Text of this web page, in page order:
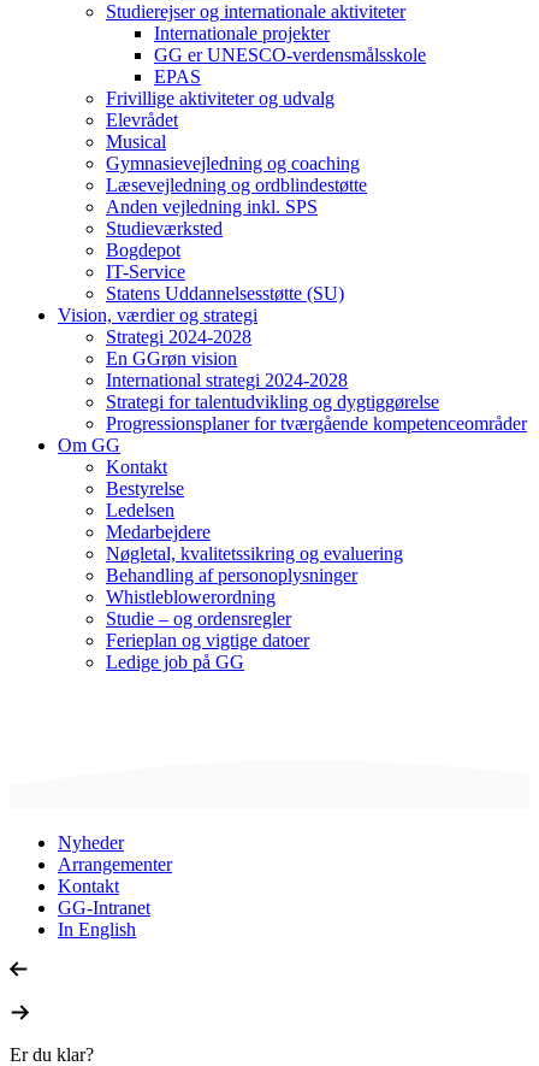
Studierejser og internationale aktiviteter
Internationale projekter
GG er UNESCO-verdensmålsskole
EPAS
Frivillige aktiviteter og udvalg
Elevrådet
Musical
Gymnasievejledning og coaching
Læsevejledning og ordblindestøtte
Anden vejledning inkl. SPS
Studieværksted
Bogdepot
IT-Service
Statens Uddannelsesstøtte (SU)
Vision, værdier og strategi
Strategi 2024-2028
En GGrøn vision
International strategi 2024-2028
Strategi for talentudvikling og dygtiggørelse
Progressionsplaner for tværgående kompetenceområder
Om GG
Kontakt
Bestyrelse
Ledelsen
Medarbejdere
Nøgletal, kvalitetssikring og evaluering
Behandling af personoplysninger
Whistleblowerordning
Studie – og ordensregler
Ferieplan og vigtige datoer
Ledige job på GG
Nyheder
Arrangementer
Kontakt
GG-Intranet
In English
Er du klar?